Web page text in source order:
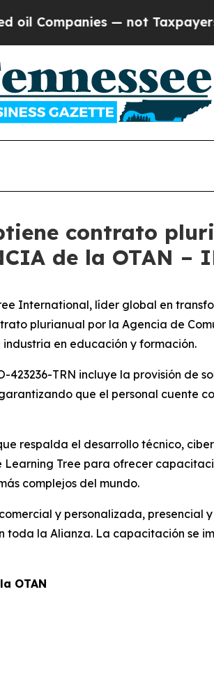
— not Taxpayers — the
contrato
de la OTAN –
International, líder global en
plurianual por la Agencia de
en educación y formación.
TRN incluye la provisión de
que el personal cuente
respalda el desarrollo técnico,
Tree para ofrecer
complejos del mundo.
y personalizada,
la Alianza. La capacitación se
OTAN